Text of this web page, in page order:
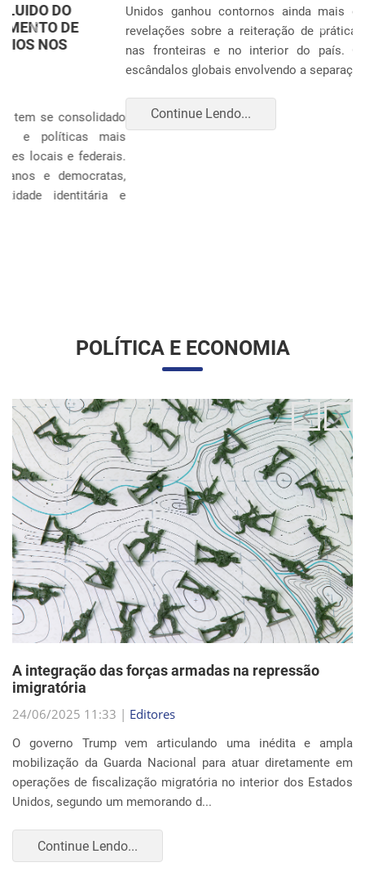
Unidos ganhou contornos ainda mais dramáticos com as
revelações sobre a reiteração de práticas punitivas severas
nas fronteiras e no interior do país. Oito anos após os
escândalos globais envolvendo a separação sistemática d...
Continue Lendo...
POLÍTICA E ECONOMIA
A integração das forças armadas na repressão
imigratória
24/06/2025 11:33 |Editores
O governo Trump vem articulando uma inédita e ampla
mobilização da Guarda Nacional para atuar diretamente em
operações de fiscalização migratória no interior dos Estados
Continue Lendo...
CULTURA E SOCIEDADE